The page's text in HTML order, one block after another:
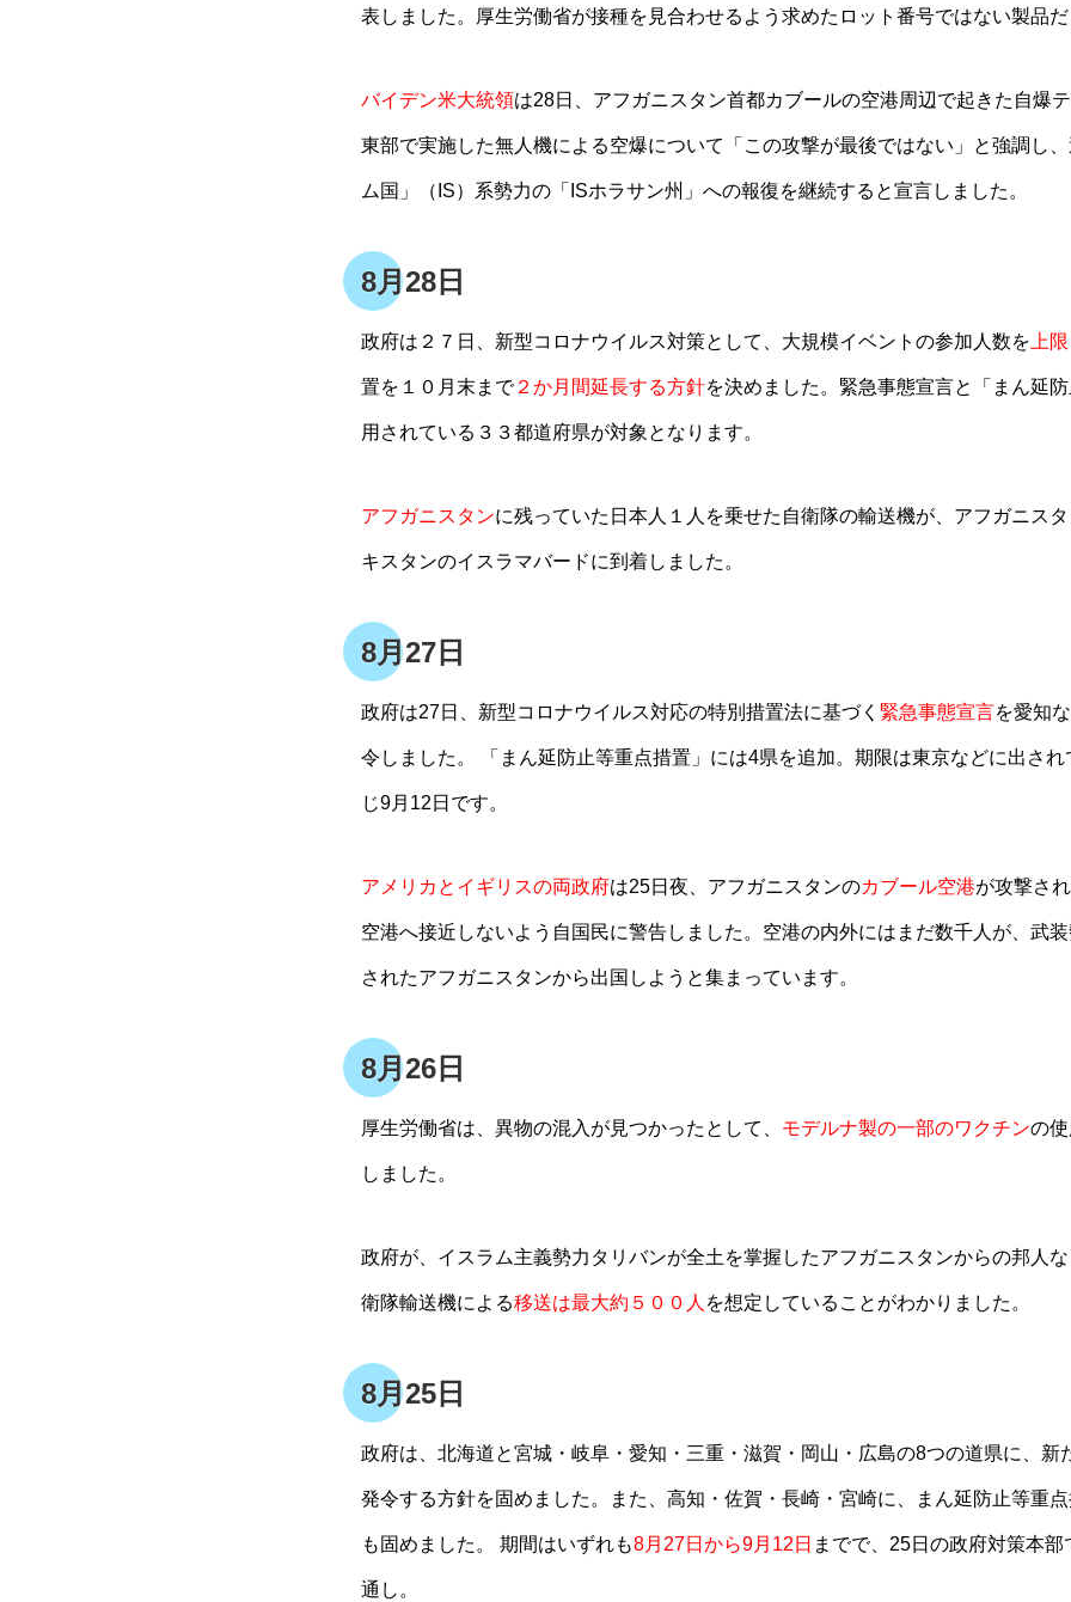
表しました。厚生労働省が接種を見合わせるよう求めたロット番号ではない製品だ
バイデン米大統領は28日、アフガニスタン首都カブールの空港周辺で起きた自爆
東部で実施した無人機による空爆について「この攻撃が最後ではない」と強調し
ム国」（IS）系勢力の「ISホラサン州」への報復を継続すると宣言しました。
8月28日
政府は２７日、新型コロナウイルス対策として、大規模イベントの参加人数を 上
置を１０月末まで２か月間延長する方針を決めました。緊急事態宣言と「まん延
用されている３３都道府県が対象となります。
アフガニスタンに残っていた日本人１人を乗せた自衛隊の輸送機が、アフガニス
キスタンのイスラマバードに到着しました。
8月27日
政府は27日、新型コロナウイルス対応の特別措置法に基づく 緊急事態宣言を愛知
令しました。 「まん延防止等重点措置」には4県を追加。期限は東京などに出され
じ9月12日です。
アメリカとイギリスの両政府は25日夜、アフガニスタンのカブール空港が攻撃さ
空港へ接近しないよう自国民に警告しました。空港の内外にはまだ数千人が、武
されたアフガニスタンから出国しようと集まっています。
8月26日
厚生労働省は、異物の混入が見つかったとして、 モデルナ製の一部のワクチンの
しました。
政府が、イスラム主義勢力タリバンが全土を掌握したアフガニスタンからの邦人
衛隊輸送機による移送は最大約５００人 を想定していることがわかりました。
8月25日
政府は、北海道と宮城・岐阜・愛知・三重・滋賀・岡山・広島の8つの道県に、新
発令する方針を固めました。また、高知・佐賀・長崎・宮崎に、まん延防止等重
も固めました。 期間はいずれも8月27日から9月12日 までで、25日の政府対策本
通し。